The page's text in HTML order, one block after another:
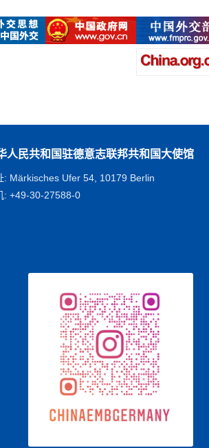
人民共和国驻德意志联邦共和国大使馆
: Märkisches Ufer 54, 10179 Berlin
: +49-30-27588-0